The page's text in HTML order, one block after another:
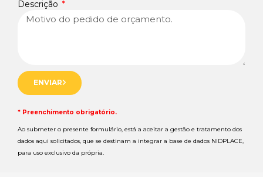
Descrição
ENVIAR
* Preenchimento obrigatório.
Ao submeter o presente formulário, está a aceitar a gestão e tratamento dos
dados aqui solicitados, que se destinam a integrar a base de dados NIDPLACE,
para uso exclusivo da própria.